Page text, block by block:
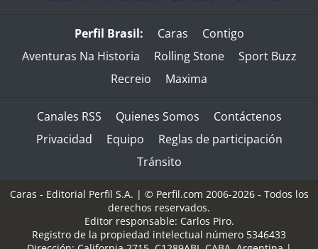
Perfil Brasil: Caras
Contigo
Aventuras Na Historia
Rolling Stone
Sport Buzz
Recreio
Maxima
Canales RSS Quienes Somos
Contáctenos
Privacidad
Equipo
Reglas de participación
Tránsito
Caras - Editorial Perfil S.A. | © Perfil.com 2006-2026 - Todos los
derechos reservados.
Editor responsable: Carlos Piro.
Registro de la propiedad intelectual número 5346433